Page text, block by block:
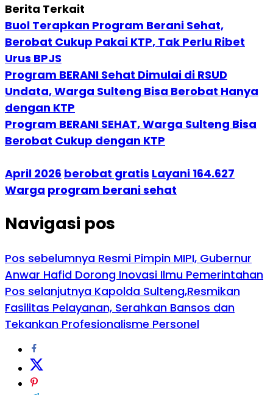
Berita Terkait
Buol Terapkan Program Berani Sehat,
Berobat Cukup Pakai KTP, Tak Perlu Ribet
Urus BPJS
Program BERANI Sehat Dimulai di RSUD
Undata, Warga Sulteng Bisa Berobat Hanya
dengan KTP
Program BERANI SEHAT, Warga Sulteng Bisa
Berobat Cukup dengan KTP
April 2026 berobat gratis Layani 164.627
Warga program berani sehat
Navigasi pos
Pos sebelumnya Resmi Pimpin MIPI, Gubernur
Anwar Hafid Dorong Inovasi Ilmu Pemerintahan
Pos selanjutnya Kapolda Sulteng,Resmikan
Fasilitas Pelayanan, Serahkan Bansos dan
Tekankan Profesionalisme Personel